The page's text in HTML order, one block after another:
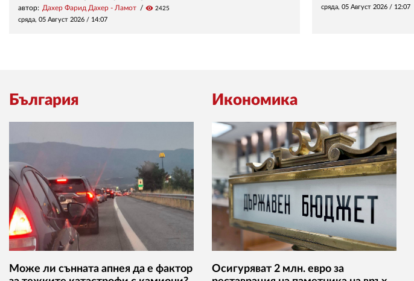
автор: Дахер Фарид Дахер - Ламот visibility 2425
сряда, 05 Август 2026 / 14:07
сряда, 05 Август 2026 / 12:07
България
Може ли сънната апнея да е фактор
Икономика
Осигуряват 2 млн. евро за